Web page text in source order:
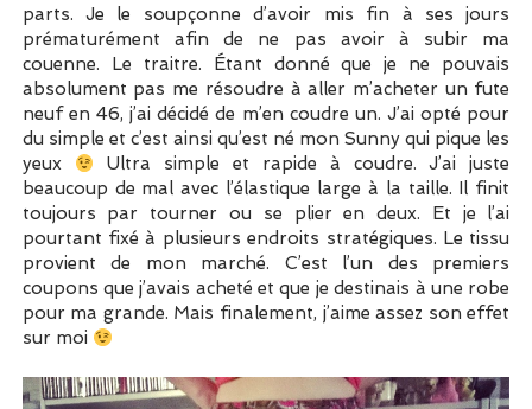
parts. Je le soupçonne d’avoir mis fin à ses jours
prématurément afin de ne pas avoir à subir ma
couenne. Le traitre. Étant donné que je ne pouvais
absolument pas me résoudre à aller m’acheter un fute
neuf en 46, j’ai décidé de m’en coudre un. J’ai opté pour
du simple et c’est ainsi qu’est né mon Sunny qui pique les
yeux
Ultra simple et rapide à coudre. J’ai juste
beaucoup de mal avec l’élastique large à la taille. Il finit
toujours par tourner ou se plier en deux. Et je l’ai
pourtant fixé à plusieurs endroits stratégiques. Le tissu
provient de mon marché. C’est l’un des premiers
coupons que j’avais acheté et que je destinais à une robe
pour ma grande. Mais finalement, j’aime assez son effet
sur moi